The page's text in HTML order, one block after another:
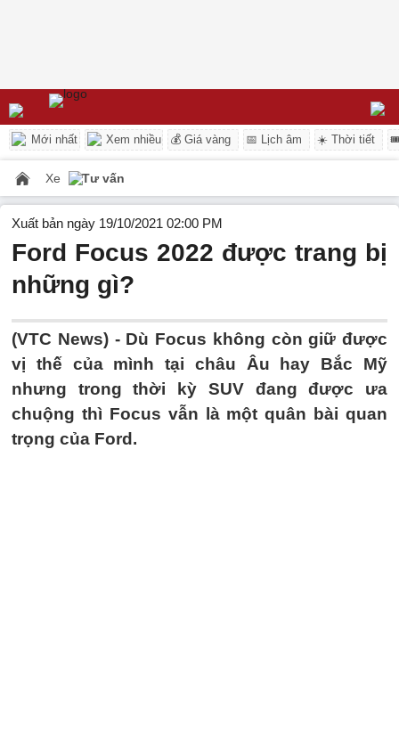
Mới nhất Xem nhiều 💰 Giá vàng 📅 Lịch âm ☀️ Thời tiết
Xe Tư vấn
Xuất bản ngày 19/10/2021 02:00 PM
Ford Focus 2022 được trang bị
những gì?
(VTC News) - Dù Focus không còn giữ được
vị thế của mình tại châu Âu hay Bắc Mỹ
nhưng trong thời kỳ SUV đang được ưa
chuộng thì Focus vẫn là một quân bài quan
trọng của Ford.